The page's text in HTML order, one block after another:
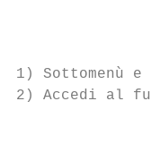
1)
2) Accedi al